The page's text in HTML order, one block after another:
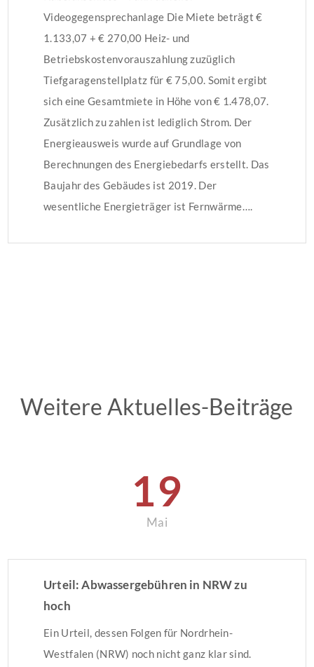
Videogegensprechanlage Die Miete beträgt €
1.133,07 + € 270,00 Heiz- und
Betriebskostenvorauszahlung zuzüglich
Tiefgaragenstellplatz für € 75,00. Somit ergibt
sich eine Gesamtmiete in Höhe von € 1.478,07.
Zusätzlich zu zahlen ist lediglich Strom. Der
Energieausweis wurde auf Grundlage von
Berechnungen des Energiebedarfs erstellt. Das
Baujahr des Gebäudes ist 2019. Der
wesentliche Energieträger ist Fernwärme….
Weitere Aktuelles-Beiträge
19
Mai
Urteil: Abwassergebühren in NRW zu
hoch
Ein Urteil, dessen Folgen für Nordrhein-
Westfalen (NRW) noch nicht ganz klar sind.